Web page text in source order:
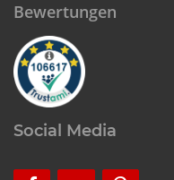
Bewertungen
Social Media